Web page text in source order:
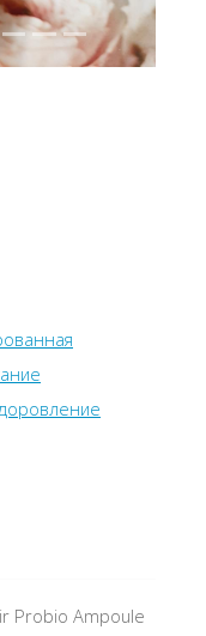
Probio Ampoule